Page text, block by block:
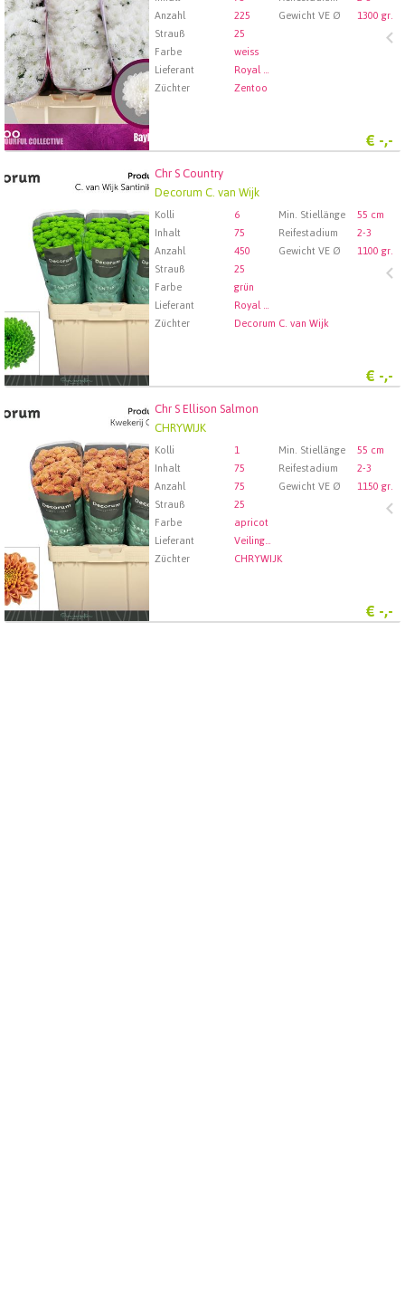
Anzahl
225 Gewicht VE Ø
1300 gr.
Strauß
25
Farbe
weiss
Lieferant
Royal FloraHolland Aalsmeer
Züchter
Zentoo
€ -,-
Chr S Country
Decorum C. van Wijk
Kolli 6 Min. Stiellänge
55 cm
Inhalt
75 Reifestadium
2-3
Anzahl
450 Gewicht VE Ø
1100 gr.
Strauß
25
Farbe
grün
Lieferant
Royal FloraHolland Aalsmeer
Züchter
Decorum C. van Wijk
€ -,-
Chr S Country
Wählen Sie zuerst ein Abfartdatum.
Chr S Ellison Salmon
CHRYWIJK
Kolli 1 Min. Stiellänge
55 cm
Inhalt
75 Reifestadium
2-3
Anzahl
75 Gewicht VE Ø
1150 gr.
Strauß
25
Farbe
apricot
Lieferant
Veiling Rhein-Maas GmbH & Co. KG
Züchter
CHRYWIJK
€ -,-
Chr S Ellison Salmon
Wählen Sie zuerst ein Abfartdatum.